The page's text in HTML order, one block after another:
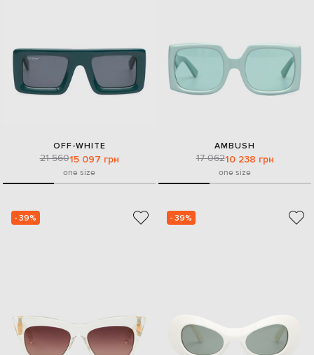
OFF-WHITE
21 56015 097 грн
one size
AMBUSH
17 06210 238 грн
one size
- 39% - 39%